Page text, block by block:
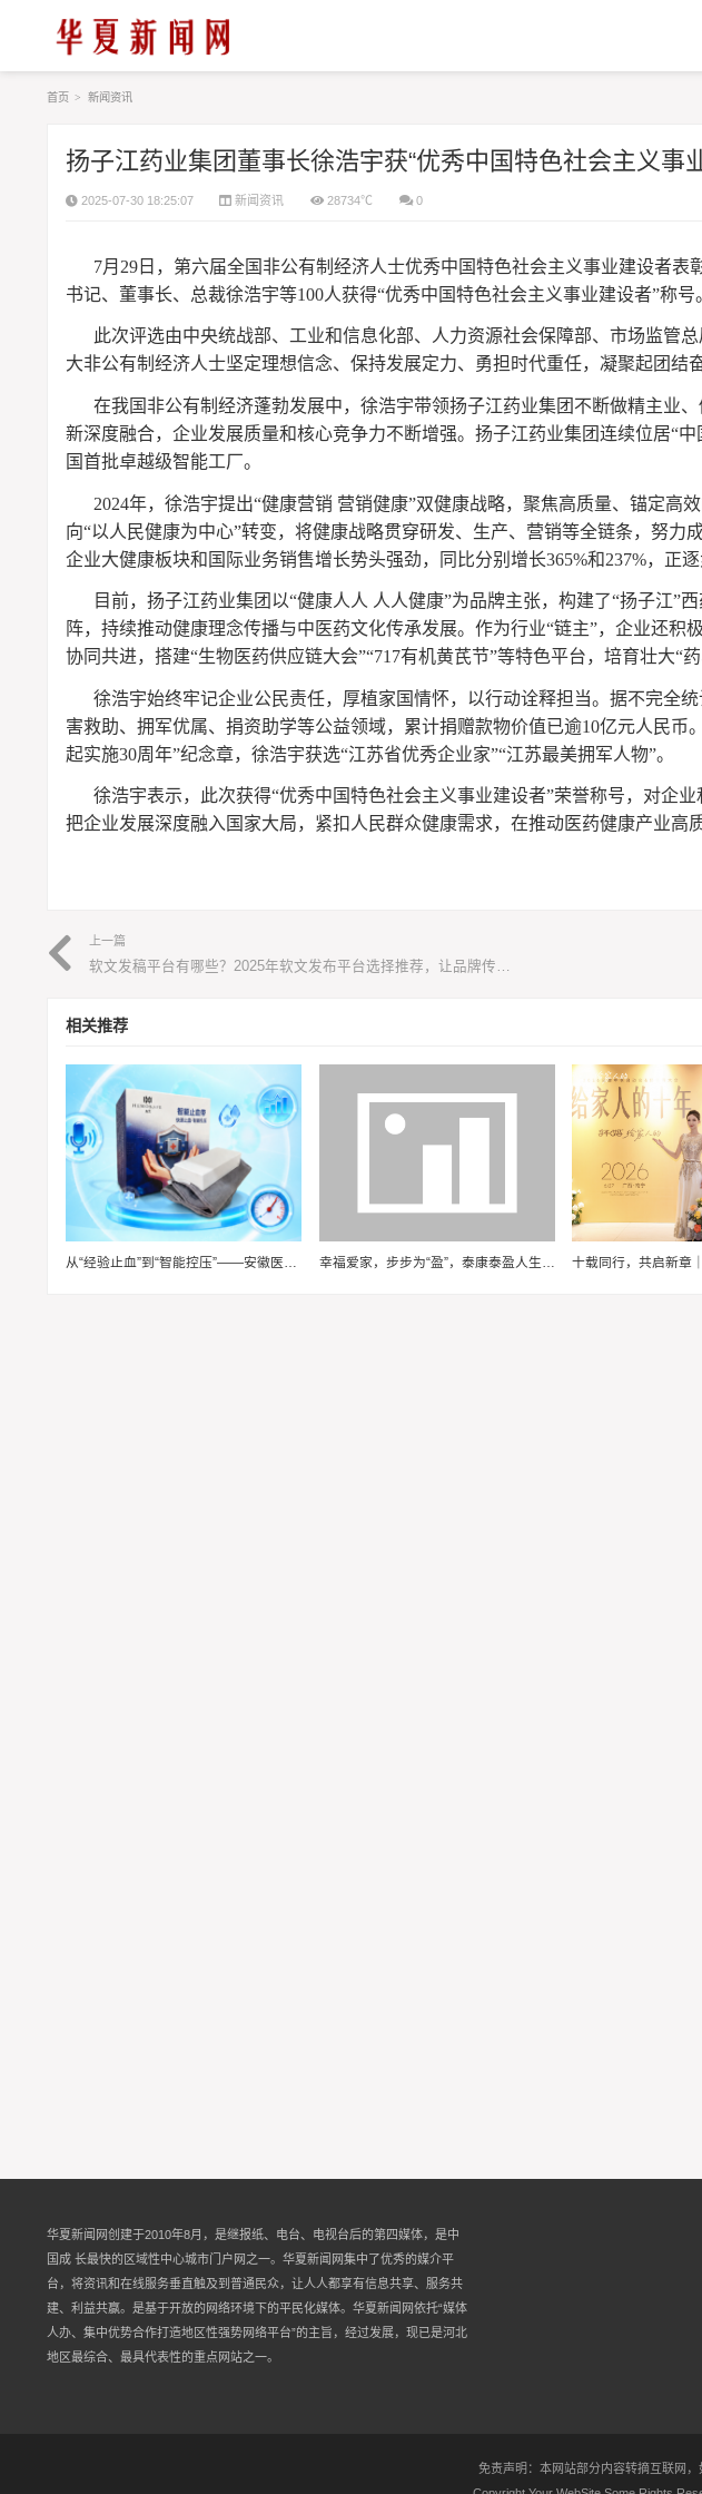
首页 > 新闻资讯
扬子江药业集团董事长徐浩宇获“优秀中国特色社会主义事
2025-07-30 18:25:07 新闻资讯 28734℃ 0
7月29日，第六届全国非公有制经济人士优秀中国特色社会主义事业建设者
书记、董事长、总裁徐浩宇等100人获得“优秀中国特色社会主义事业建设者”称号
此次评选由中央统战部、工业和信息化部、人力资源社会保障部、市场监管
大非公有制经济人士坚定理想信念、保持发展定力、勇担时代重任，凝聚起团结
在我国非公有制经济蓬勃发展中，徐浩宇带领扬子江药业集团不断做精主业
新深度融合，企业发展质量和核心竞争力不断增强。扬子江药业集团连续位居“
国首批卓越级智能工厂。
2024年，徐浩宇提出“健康营销 营销健康”双健康战略，聚焦高质量、锚定高
向“以人民健康为中心”转变，将健康战略贯穿研发、生产、营销等全链条，努力
企业大健康板块和国际业务销售增长势头强劲，同比分别增长365%和237%，正逐
目前，扬子江药业集团以“健康人人 人人健康”为品牌主张，构建了“扬子江”
阵，持续推动健康理念传播与中医药文化传承发展。作为行业“链主”，企业还积
协同共进，搭建“生物医药供应链大会”“717有机黄芪节”等特色平台，培育壮大“
徐浩宇始终牢记企业公民责任，厚植家国情怀，以行动诠释担当。据不完全
害救助、拥军优属、捐资助学等公益领域，累计捐赠款物价值已逾10亿元人民币
起实施30周年”纪念章，徐浩宇获选“江苏省优秀企业家”“江苏最美拥军人物”。
徐浩宇表示，此次获得“优秀中国特色社会主义事业建设者”荣誉称号，对企
把企业发展深度融入国家大局，紧扣人民群众健康需求，在推动医药健康产业高
上一篇
软文发稿平台有哪些？2025年软文发布平台选择推荐，让品牌传播少走弯路
相关推荐
从“经验止血”到“智能控压”——安徽医科大学“血卫”团队推动止血装备智能化升级 幸福爱家，步步为“盈”，泰康泰盈人生2026锚定现金流，重构养老想象力
华夏新闻网创建于2010年8月，是继报纸、电台、电视台后的第四媒体，是中
国成 长最快的区域性中心城市门户网之一。华夏新闻网集中了优秀的媒介平
台，将资讯和在线服务垂直触及到普通民众，让人人都享有信息共享、服务共
建、利益共赢。是基于开放的网络环境下的平民化媒体。华夏新闻网依托“媒体
人办、集中优势合作打造地区性强势网络平台”的主旨，经过发展，现已是河北
地区最综合、最具代表性的重点网站之一。
免责声明：本网站部分内容转摘互联网